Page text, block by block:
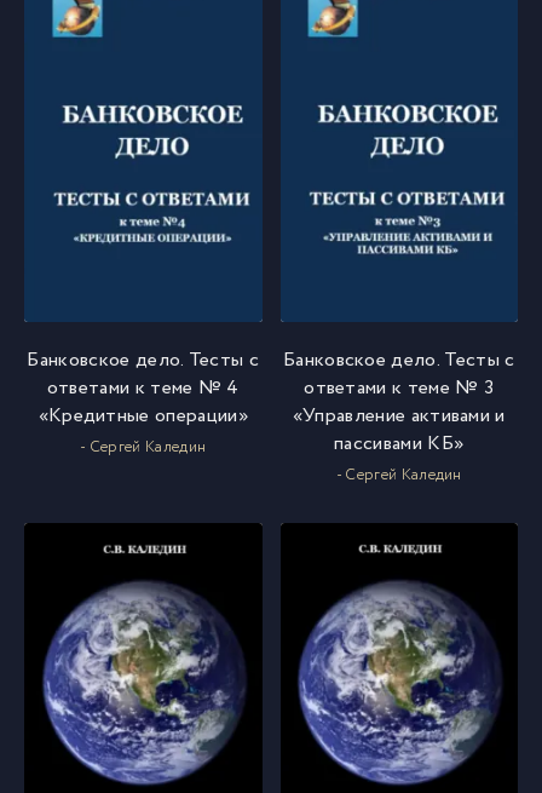
Банковское дело. Тесты с
ответами к теме № 4
«Кредитные операции»
- Сергей Каледин
Банковское дело. Тесты с
ответами к теме № 3
«Управление активами и
пассивами КБ»
- Сергей Каледин